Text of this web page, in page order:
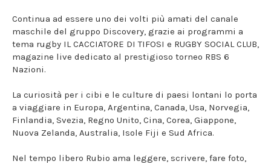
Continua ad essere uno dei volti più amati del canale
maschile del gruppo Discovery, grazie ai programmi a
tema rugby IL CACCIATORE DI TIFOSI e RUGBY SOCIAL CLUB,
magazine live dedicato al prestigioso torneo RBS 6
Nazioni.
La curiosità per i cibi e le culture di paesi lontani lo porta
a viaggiare in Europa, Argentina, Canada, Usa, Norvegia,
Finlandia, Svezia, Regno Unito, Cina, Corea, Giappone,
Nuova Zelanda, Australia, Isole Fiji e Sud Africa.
Nel tempo libero Rubio ama leggere, scrivere, fare foto,